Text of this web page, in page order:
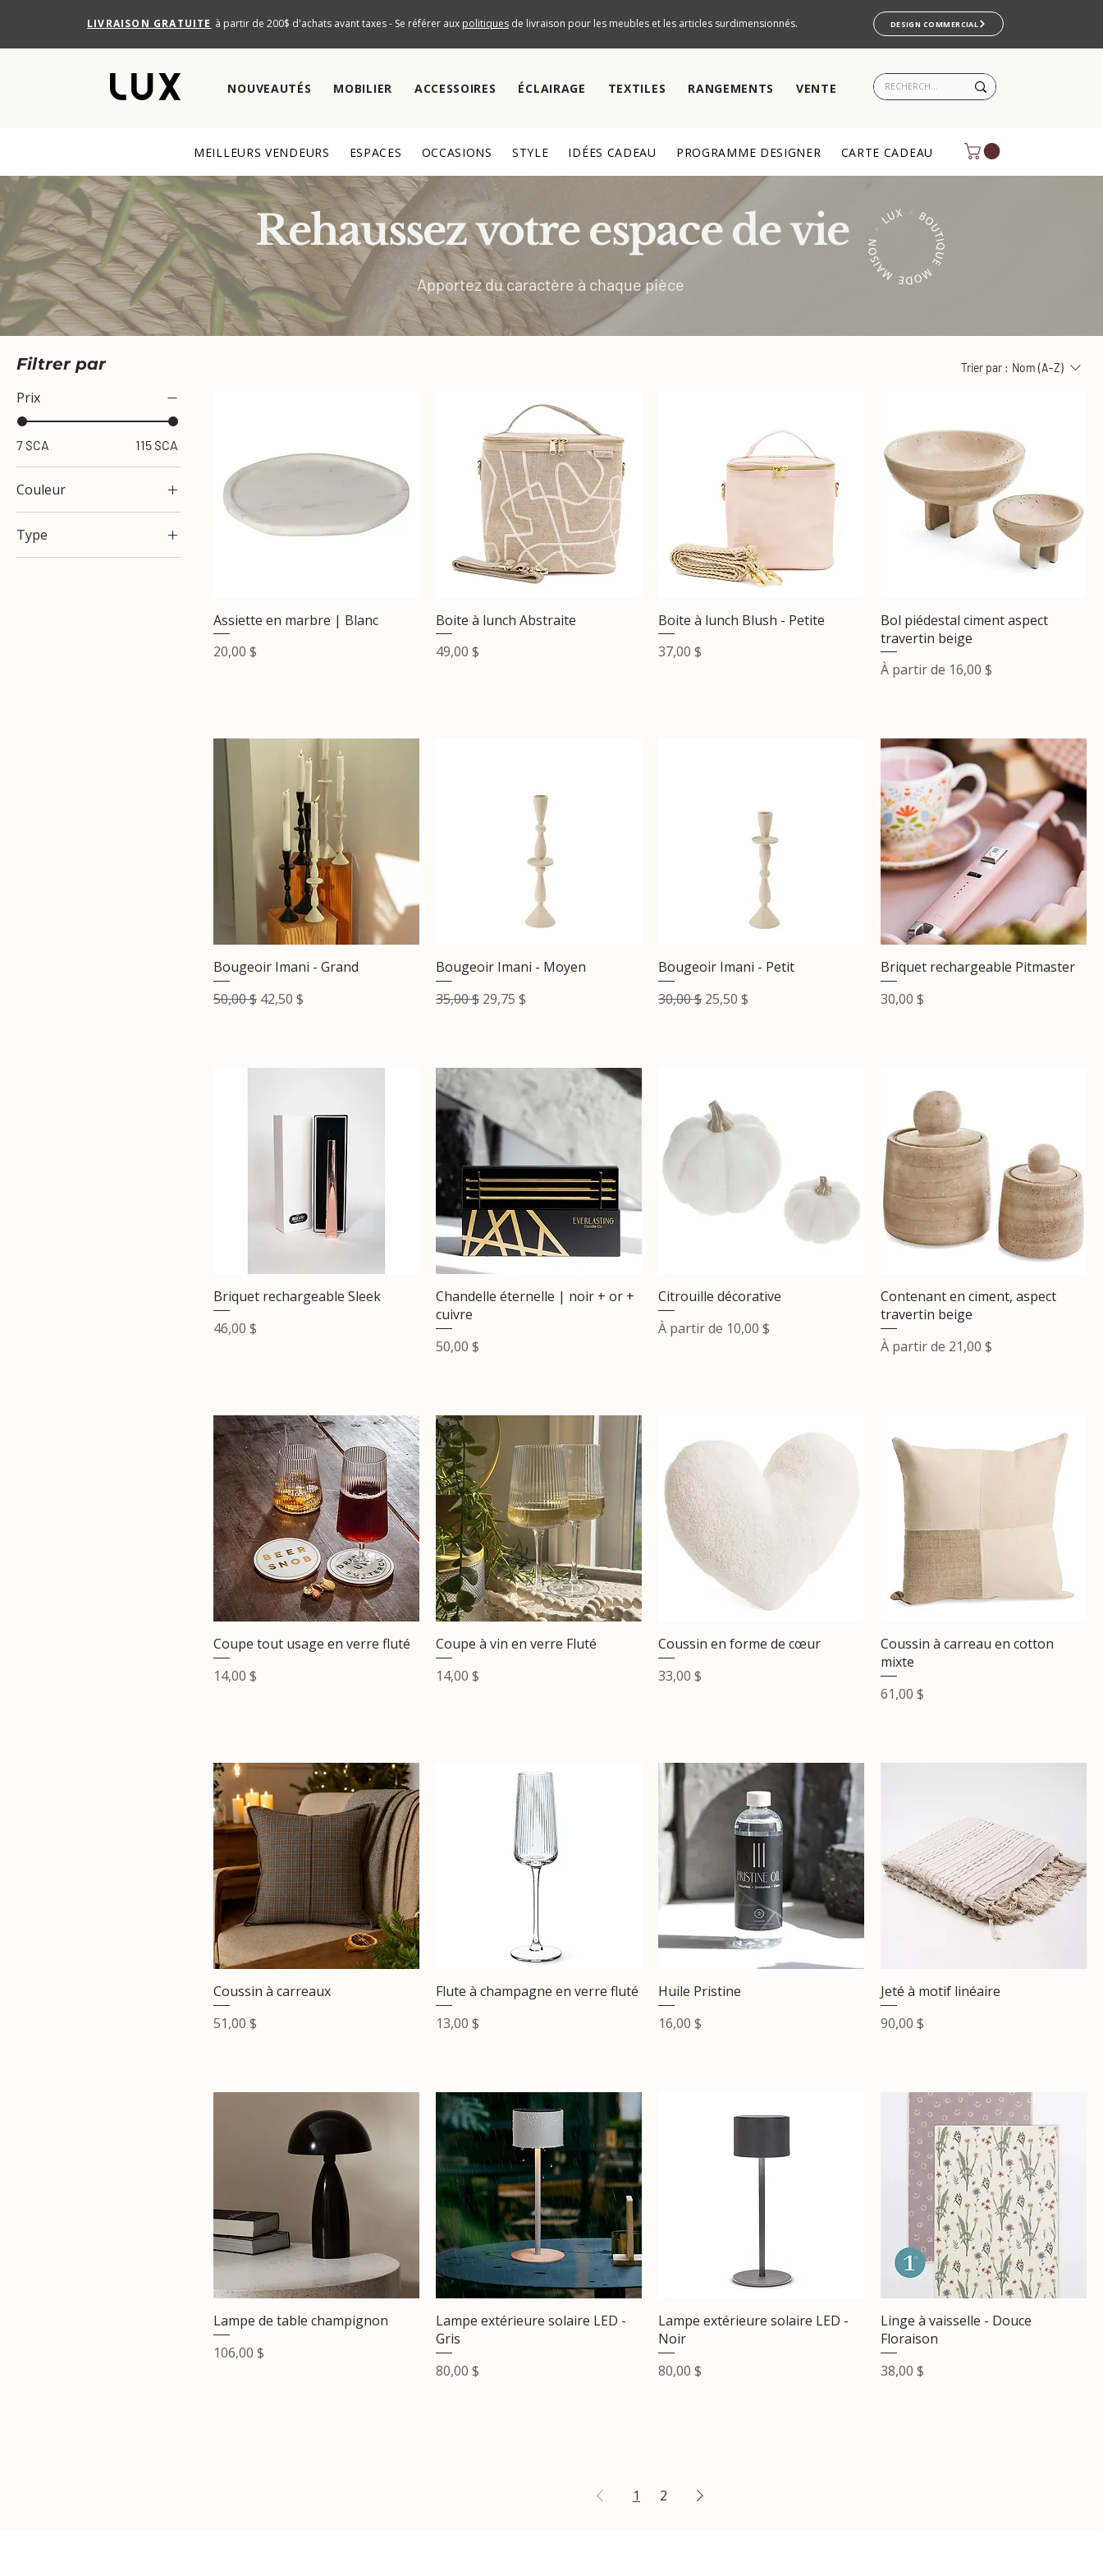
LIVRAISON GRATUITE à partir de 200$ d'achats avant taxes - Se référer aux politiquesde livraison pour les meubles et les articles surdimensionnés. DESIGN COMMERCIAL
NOUVEAUTÉS MOBILIER ACCESSOIRES ÉCLAIRAGE TEXTILES RANGEMENTS VENTE
MEILLEURS VENDEURS ESPACES OCCASIONS STYLE IDÉES CADEAU PROGRAMME DESIGNER CARTE CADEAU
Rehaussez votre espace de vie
Apportez du caractère à chaque pièce
Filtrer par
Prix
7 $CA 115 $CA
Couleur
Type
Chat
Trier par : Nom (A-Z)
Assiette en marbre | Blanc
Prix
20,00 $
Boite à lunch Abstraite
Prix
49,00 $
Boite à lunch Blush - Petite
Prix
37,00 $
Bol piédestal ciment aspect
travertin beige
À partir de 16,00 $
Prix promotionnel
Bougeoir Imani - Grand
Prix original
50,00 $ Prix promotionnel
42,50 $
Bougeoir Imani - Moyen
Prix original
35,00 $ Prix promotionnel
29,75 $
Bougeoir Imani - Petit
Prix original
30,00 $ Prix promotionnel
25,50 $
Briquet rechargeable Pitmaster
Prix
30,00 $
Briquet rechargeable Sleek
Prix
46,00 $
Chandelle éternelle | noir + or +
cuivre
Prix
50,00 $
Citrouille décorative
À partir de 10,00 $
Prix promotionnel
Contenant en ciment, aspect
travertin beige
À partir de 21,00 $
Prix promotionnel
Coupe tout usage en verre fluté
Prix
14,00 $
Coupe à vin en verre Fluté
Prix
14,00 $
Coussin en forme de cœur
Prix
33,00 $
Coussin à carreau en cotton
mixte
Prix
61,00 $
Coussin à carreaux
Prix
51,00 $
Flute à champagne en verre fluté
Prix
13,00 $
Huile Pristine
Prix
16,00 $
Jeté à motif linéaire
Prix
90,00 $
Lampe de table champignon
Prix
106,00 $
Lampe extérieure solaire LED -
Gris
Prix
80,00 $
Lampe extérieure solaire LED -
Noir
Prix
80,00 $
Linge à vaisselle - Douce
Floraison
Prix
38,00 $
1 2